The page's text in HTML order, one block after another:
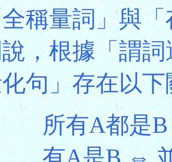
稱量詞」與
，根據「謂
句」存在以下
所有A都是
有A是B ⇔